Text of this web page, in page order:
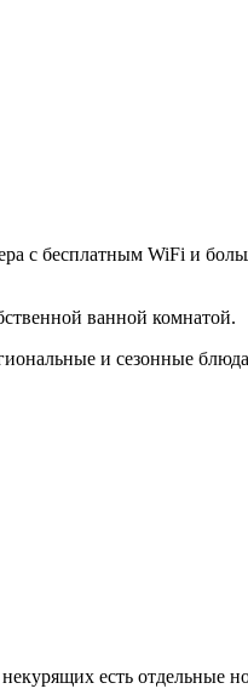
с бесплатным WiFi и
ванной комнатой.
и сезонные
есть отдельные